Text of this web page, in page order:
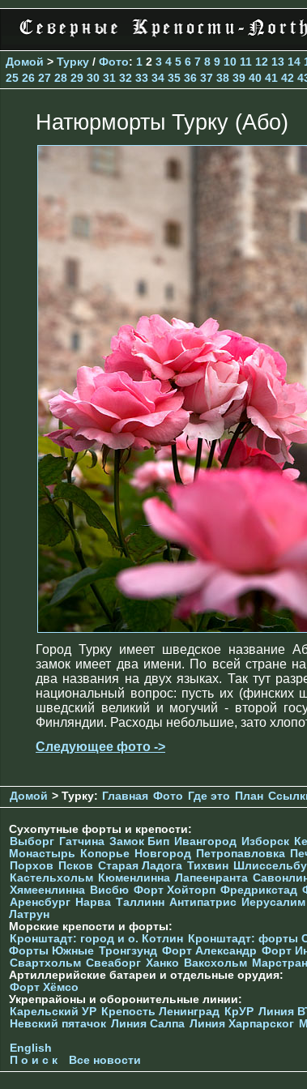
Домой > Турку / Фото: 1 2 3 4 5 6 7 8 9 10 11 12 13 14
25 26 27 28 29 30 31 32 33 34 35 36 37 38 39 40 41 42
Натюрморты Турку (Або)
Город Турку имеет шведское название
замок имеет два имени. По всей стране
два названия на двух языках. Так тут
национальный вопрос: пусть их (финских
шведский великий и могучий - второй
Финляндии. Расходы небольшие, зато
Следующее фото ->
Домой > Турку: Главная Фото Где это План
Сухопутные форты и крепости:
Выборг Гатчина Замок Бип Ивангород Изборск
Монастырь
Копорье Новгород Петропавловка
Порхов
Псков Старая Ладога Тихвин
Кастельхольм Кюменлинна Лапеенранта
Хямеенлинна Висбю Форт Хойторп Фредрикстад
Аренсбург Нарва Таллинн Антипатрис Иерусалим
Латрун
Морские крепости и форты:
Кронштадт: город и о. Котлин Кронштадт: форты
Форты Южные Тронгзунд Форт Александр Форт
Свартхольм Свеаборг Ханко Ваксхольм
Артиллерийские батареи и отдельные орудия:
Форт Хёмсо
Укрепрайоны и оборонительные линии:
Карельский УР Крепость Ленинград КрУР Линия
Невский пятачок Линия Салпа Линия Харпарског
English
П о и с к
Все новости